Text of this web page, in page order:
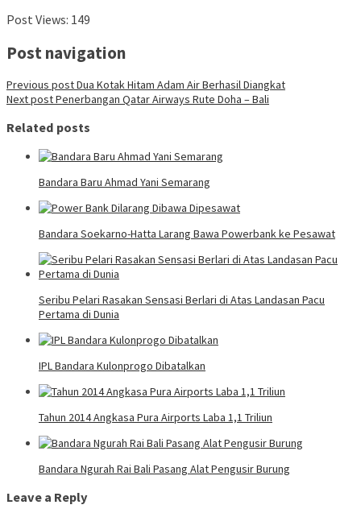
Post Views: 149
Post navigation
Previous postDua Kotak Hitam Adam Air Berhasil Diangkat
Next postPenerbangan Qatar Airways Rute Doha – Bali
Related posts
Bandara Baru Ahmad Yani Semarang
Bandara Soekarno-Hatta Larang Bawa Powerbank ke Pesawat
Seribu Pelari Rasakan Sensasi Berlari di Atas Landasan Pacu
Pertama di Dunia
IPL Bandara Kulonprogo Dibatalkan
Tahun 2014 Angkasa Pura Airports Laba 1,1 Triliun
Bandara Ngurah Rai Bali Pasang Alat Pengusir Burung
Leave a Reply